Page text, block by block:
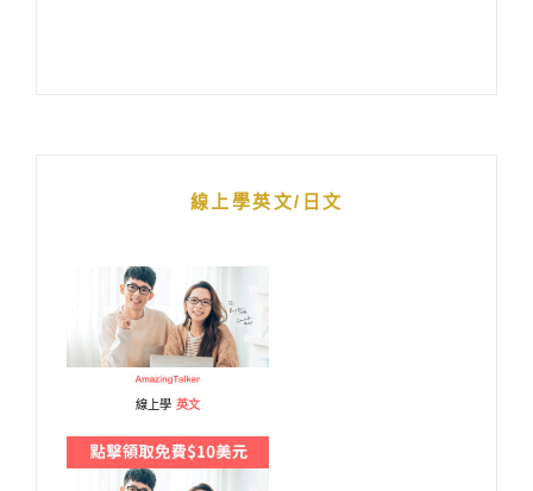
線上學英文/日文
線上學 英文